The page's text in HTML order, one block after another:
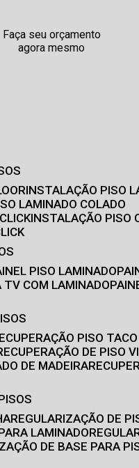
Faça seu orçamento
agora mesmo
INSTALAÇÃO PISO
LAMINADO COLADO
INSTALAÇÃO PISO
PISO LAMINADO
TV COM LAMINADO
PISO TACO
RECUPERAÇÃO DE PISO
DE MADEIRA
REGULARIZAÇÃO DE
LAMINADO
DE BASE PARA